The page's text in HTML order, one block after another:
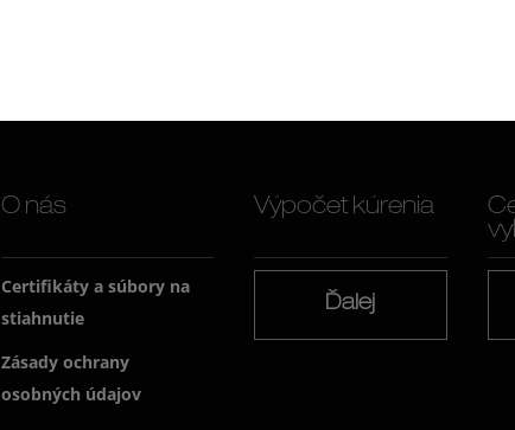
O nás
Certifikáty a súbory na
stiahnutie
Zásady ochrany
osobných údajov
Výpočet kúrenia
Ďalej